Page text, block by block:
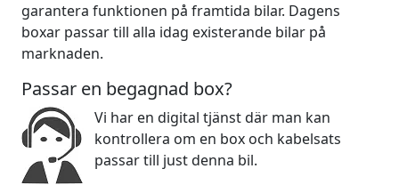
garantera funktionen på framtida bilar. Dagens
boxar passar till alla idag existerande bilar på
marknaden.
Passar en begagnad box?
Vi har en digital tjänst där man kan
kontrollera om en box och kabelsats
passar till just denna bil.